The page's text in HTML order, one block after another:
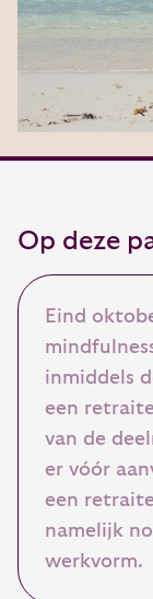
Op deze
Eind
inmiddels
een
van de
er vóór
een
namelijk
werkvorm.